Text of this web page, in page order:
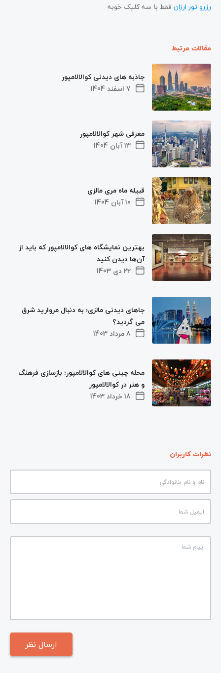
رزرو تور ارزان فقط با سه کلیک خوبه
مقالات مرتبط
7 اسفند 1404
جاذبه های دیدنی کوالالامپور
13 آبان 1404
معرفی شهر کوالالامپور
10 آبان 1404
قبیله ماه مری مالزی
22 دی 1403
بهترین نمایشگاه های کوالالامپور که باید از
آن‌ها دیدن کنید
8 مرداد 1403
جاهای دیدنی مالزی؛ به دنبال مروارید شرق
می گردید؟
18 خرداد 1403
محله چینی ‌های کوالالامپور؛ بازسازی فرهنگ
و هنر در کوالالامپور
نظرات کاربران